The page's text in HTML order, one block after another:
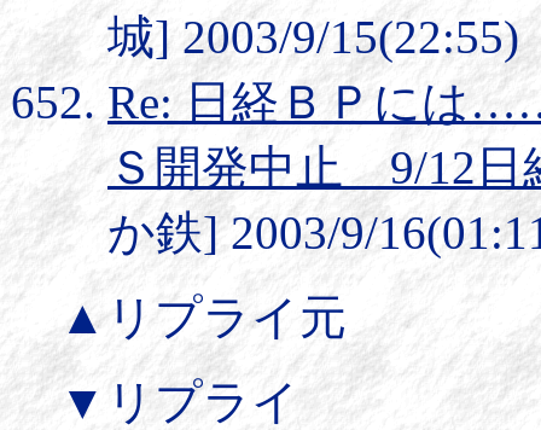
城] 2003/9/15(22:55)
Re: 日経ＢＰには
Ｓ開発中止 9/12日
か鉄] 2003/9/
▲リプライ元
▼リプライ